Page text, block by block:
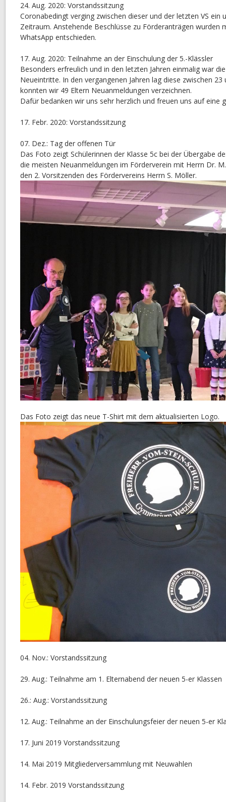
24. Aug. 2020: Vorstandssitzung
Coronabedingt verging zwischen dieser und der letzten VS ein
Zeitraum. Anstehende Beschlüsse zu Förderanträgen wurden
WhatsApp entschieden.
17. Aug. 2020: Teilnahme an der Einschulung der 5.-Klässler
Besonders erfreulich und in den letzten Jahren einmalig war
Neueintritte. In den vergangenen Jahren lag diese zwischen 23
konnten wir 49 Eltern Neuanmeldungen verzeichnen.
Dafür bedanken wir uns sehr herzlich und freuen uns auf eine
17. Febr. 2020: Vorstandssitzung
07. Dez.: Tag der offenen Tür
Das Foto zeigt Schülerinnen der Klasse 5c bei der Übergabe
die meisten Neuanmeldungen im Förderverein mit Herrn Dr.
den 2. Vorsitzenden des Fördervereins Herrn S. Möller.
Das Foto zeigt das neue T-Shirt mit dem aktualisierten Logo.
04. Nov.: Vorstandssitzung
29. Aug.: Teilnahme am 1. Elternabend der neuen 5-er Klassen
26.: Aug.: Vorstandssitzung
12. Aug.: Teilnahme an der Einschulungsfeier der neuen 5-er
17. Juni 2019 Vorstandssitzung
14. Mai 2019 Mitgliederversammlung mit Neuwahlen
14. Febr. 2019 Vorstandssitzung